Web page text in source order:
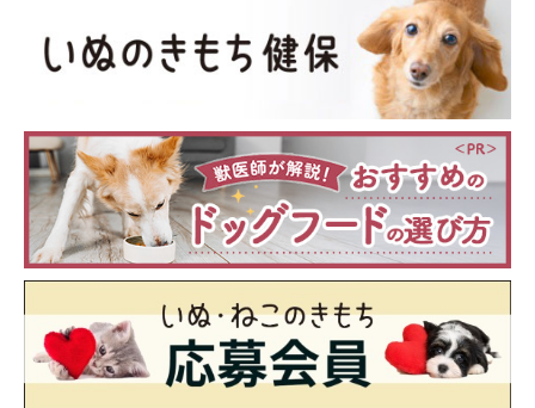
関連記事:
水の入ったボウルを前足でバシャバシャ！豪快
な行動に隠された心理とは？獣医師が解説
X（旧Twitter）ユーザー@mugi_nikkiさんの愛犬・むぎちゃんは、
水の入ったボウルを前足でバシャバシャと掘り始め、両足で力強く
掻きだす様子を見せていました。この光景からは、どのようなこと
がわかるのか——獣医師に聞きました。
写真提供・取材協力／@mugi_nikkiさん／X（旧Twitter）
取材・文／凛香
※この記事は投稿者さまに取材し、了承の上制作したものです。
2024年8月時点の情報であり、現在と異なる場合があります。